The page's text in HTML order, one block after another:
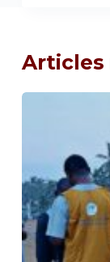
Articles